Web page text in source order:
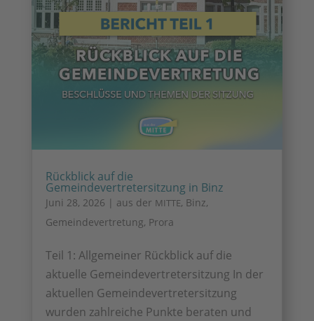
Rückblick auf die
Gemeindevertretersitzung in Binz
Juni 28, 2026 | aus der MITTE, Binz,
Gemeindevertretung, Prora
Teil 1: Allgemeiner Rückblick auf die
aktuelle Gemeindevertretersitzung In der
aktuellen Gemeindevertretersitzung
wurden zahlreiche Punkte beraten und